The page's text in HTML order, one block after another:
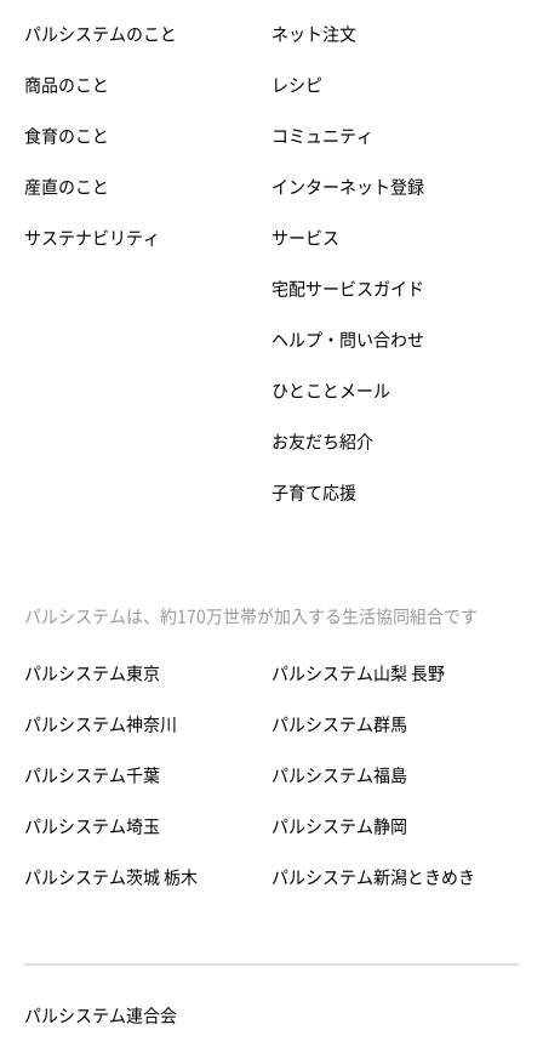
パルシステムのこと
商品のこと
食育のこと
産直のこと
サステナビリティ
ネット注文
レシピ
コミュニティ
インターネット登録
サービス
宅配サービスガイド
ヘルプ・問い合わせ
ひとことメール
お友だち紹介
子育て応援
パルシステムは、約170万世帯が加入する生活協同組合です
パルシステム東京
パルシステム神奈川
パルシステム千葉
パルシステム埼玉
パルシステム茨城 栃木
パルシステム山梨 長野
パルシステム群馬
パルシステム福島
パルシステム静岡
パルシステム新潟ときめき
パルシステム連合会